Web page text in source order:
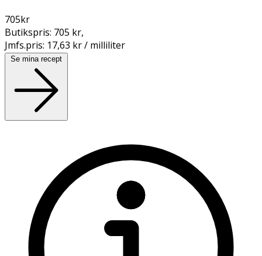
705kr
Butikspris: 705 kr,
Jmfs.pris: 17,63 kr / milliliter
Se mina recept